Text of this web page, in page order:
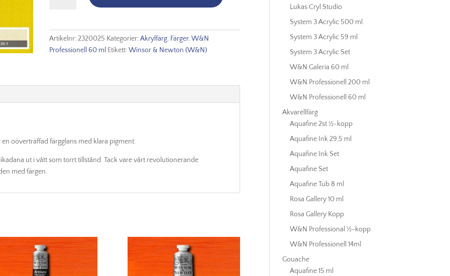
Artikelnr:2320025 Kategorier:Akrylfärg, Färger,W&N
Professionell 60 ml Etikett:Winsor & Newton (W&N)
oöverträffad färgglans med klara pigment.
ut i vått som torrt tillstånd. Tack vare vårt revolutionerande
med färgen.
Lukas Cryl Studio
System 3 Acrylic 500 ml
System 3 Acrylic 59 ml
System 3 Acrylic Set
W&N Galeria 60 ml
W&N Professionell 200 ml
W&N Professionell 60 ml
Akvarellfärg
Aquafine 2st ½-kopp
Aquafine Ink 29,5 ml
Aquafine Ink Set
Aquafine Set
Aquafine Tub 8 ml
Rosa Gallery 10 ml
Rosa Gallery Kopp
W&N Professional ½-kopp
W&N Professionell 14ml
Gouache
Aquafine 15 ml